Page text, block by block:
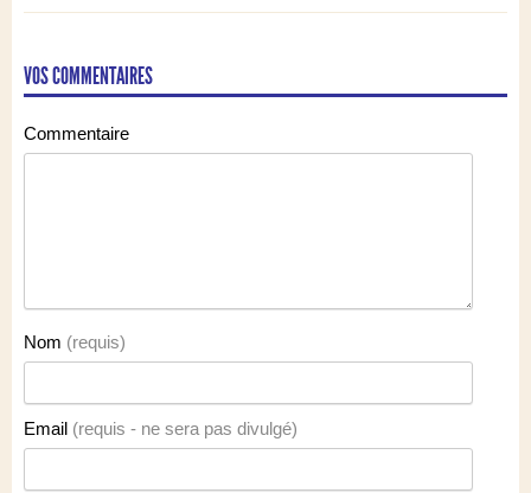
VOS COMMENTAIRES
Commentaire
Nom (requis)
Email (requis - ne sera pas divulgé)